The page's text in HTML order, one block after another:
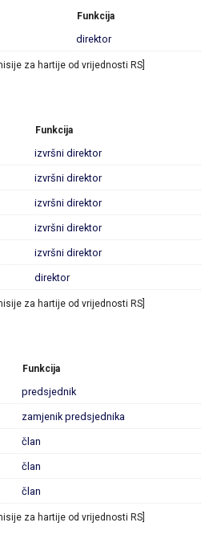
Funkcija
direktor
za hartije od vrijednosti RS]
Funkcija
izvršni direktor
izvršni direktor
izvršni direktor
izvršni direktor
izvršni direktor
direktor
za hartije od vrijednosti RS]
Funkcija
predsjednik
zamjenik predsjednika
član
član
član
za hartije od vrijednosti RS]